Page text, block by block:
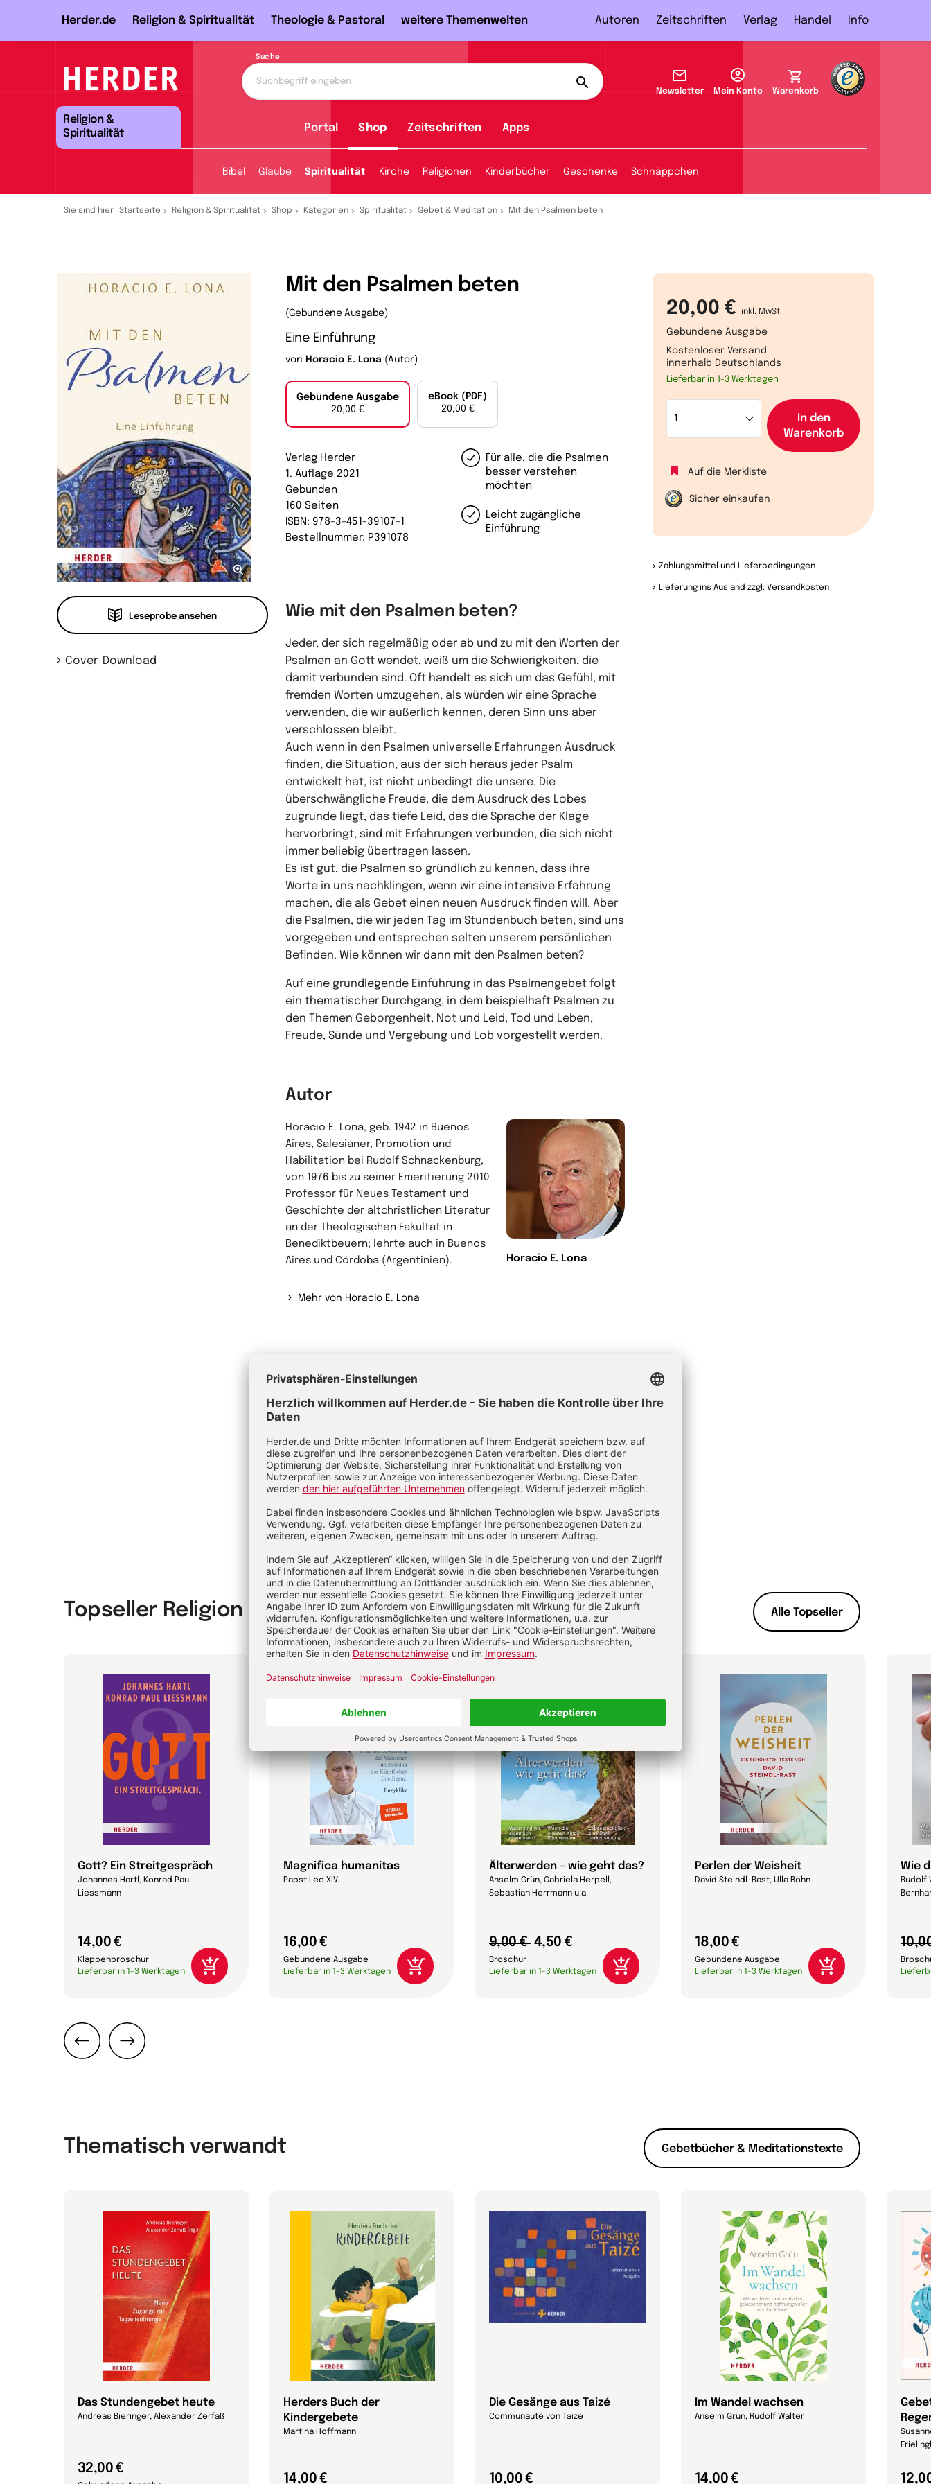
Herder.de Religion & Spiritualität Theologie & Pastoral weitere Themenwelten Autoren Zeitschriften Verlag Handel Info
Suche
Religion &
Spiritualität
Newsletter Mein Konto Warenkorb
Portal Shop Zeitschriften Apps
Bibel Glaube Spiritualität Kirche Religionen Kinderbücher Geschenke Schnäppchen
Sie sind hier: Startseite Religion & Spiritualität Shop Kategorien Spiritualität Gebet & Meditation Mit den Psalmen beten
Leseprobe ansehen
Cover-Download
20,00 € inkl. MwSt.
Gebundene Ausgabe
Kostenloser Versand
innerhalb Deutschlands
Lieferbar in 1-3 Werktagen
In den
Warenkorb
Auf die Merkliste
Sicher einkaufen
Zahlungsmittel und Lieferbedingungen
Lieferung ins Ausland zzgl. Versandkosten
Mit den Psalmen beten
(Gebundene Ausgabe)
Eine Einführung
von Horacio E. Lona (Autor)
Gebundene Ausgabe
20,00 €
eBook (PDF)
20,00 €
Für alle, die die Psalmen
besser verstehen
möchten
Leicht zugängliche
Einführung
Verlag Herder
1. Auflage 2021
Gebunden
160 Seiten
ISBN: 978-3-451-39107-1
Bestellnummer: P391078
Wie mit den Psalmen beten?
Jeder, der sich regelmäßig oder ab und zu mit den Worten der
Psalmen an Gott wendet, weiß um die Schwierigkeiten, die
damit verbunden sind. Oft handelt es sich um das Gefühl, mit
fremden Worten umzugehen, als würden wir eine Sprache
verwenden, die wir äußerlich kennen, deren Sinn uns aber
verschlossen bleibt.
Auch wenn in den Psalmen universelle Erfahrungen Ausdruck
finden, die Situation, aus der sich heraus jeder Psalm
entwickelt hat, ist nicht unbedingt die unsere. Die
überschwängliche Freude, die dem Ausdruck des Lobes
zugrunde liegt, das tiefe Leid, das die Sprache der Klage
hervorbringt, sind mit Erfahrungen verbunden, die sich nicht
immer beliebig übertragen lassen.
Es ist gut, die Psalmen so gründlich zu kennen, dass ihre
Worte in uns nachklingen, wenn wir eine intensive Erfahrung
machen, die als Gebet einen neuen Ausdruck finden will. Aber
die Psalmen, die wir jeden Tag im Stundenbuch beten, sind uns
vorgegeben und entsprechen selten unserem persönlichen
Befinden. Wie können wir dann mit den Psalmen beten?
Auf eine grundlegende Einführung in das Psalmengebet folgt
ein thematischer Durchgang, in dem beispielhaft Psalmen zu
den Themen Geborgenheit, Not und Leid, Tod und Leben,
Freude, Sünde und Vergebung und Lob vorgestellt werden.
Autor
Horacio E. Lona
Horacio E. Lona, geb. 1942 in Buenos
Aires, Salesianer, Promotion und
Habilitation bei Rudolf Schnackenburg,
von 1976 bis zu seiner Emeritierung 2010
Professor für Neues Testament und
Geschichte der altchristlichen Literatur
an der Theologischen Fakultät in
Benediktbeuern; lehrte auch in Buenos
Aires und Córdoba (Argentinien).
Mehr von Horacio E. Lona
Verwandte Themen
Positiv denken - eine Sache des Blickwinkels Glaube und Leid
Schuld und Vergebung Sünde Erbsünde Vergebung
Beten Tischgebete Abendgebete
Topseller Religion & Spiritualität Alle Topseller
Gott? Ein Streitgespräch
Johannes Hartl, Konrad Paul
Liessmann
14,00 €
Klappenbroschur
Lieferbar in 1-3 Werktagen
Magnifica humanitas
Papst Leo XIV.
16,00 €
Gebundene Ausgabe
Lieferbar in 1-3 Werktagen
Älterwerden – wie geht das?
Anselm Grün, Gabriela Herpell,
Sebastian Herrmann u.a.
9,00 € 4,50 €
Broschur
Lieferbar in 1-3 Werktagen
Perlen der Weisheit
David Steindl-Rast, Ulla Bohn
18,00 €
Gebundene Ausgabe
Lieferbar in 1-3 Werktagen
Wie
Rudolf
Thematisch verwandt Gebetbücher & Meditationstexte
Das Stundengebet heute
Andreas Bieringer, Alexander Zerfaß
32,00 €
Herders Buch der
Kindergebete
Martina Hoffmann
14,00 €
Die Gesänge aus Taizé
Communauté von Taizé
10,00 €
Im Wandel wachsen
Anselm Grün, Rudolf Walter
14,00 €